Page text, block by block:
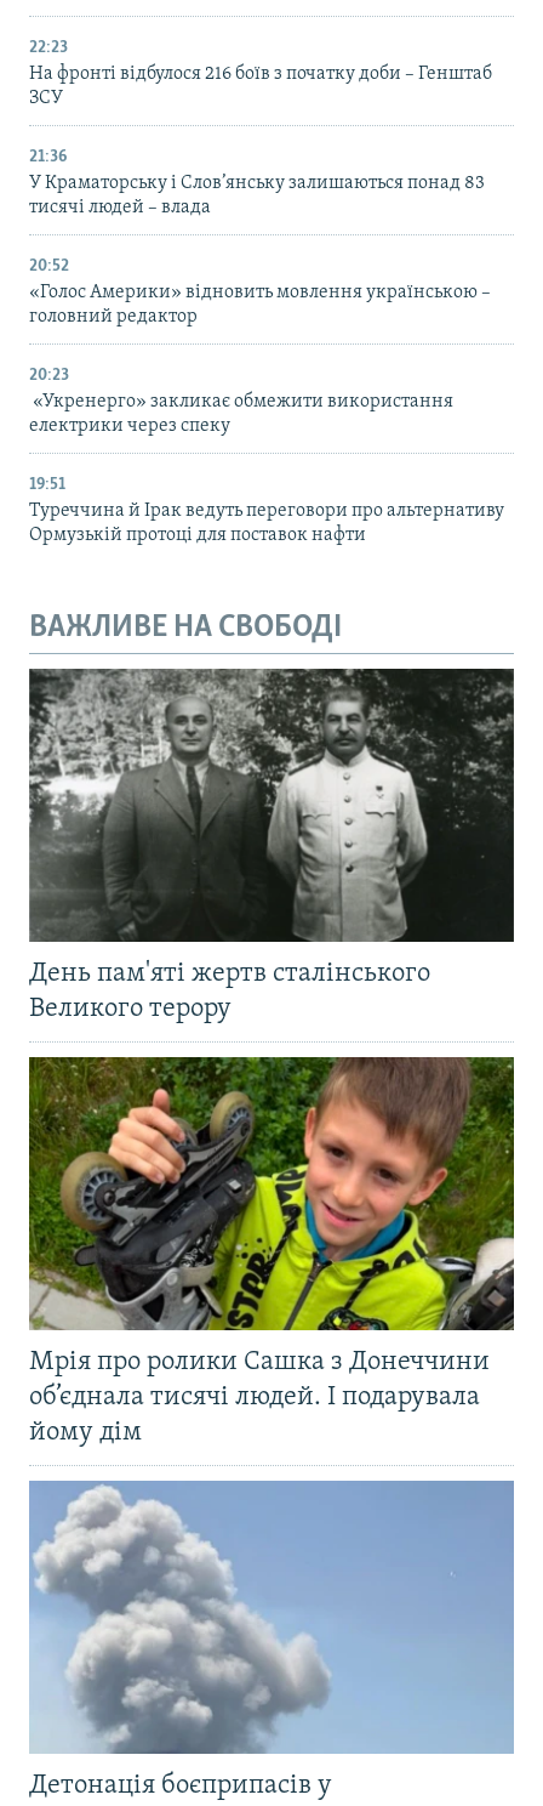
22:23
На фронті відбулося 216 боїв з початку доби – Генштаб
ЗСУ
21:36
У Краматорську і Слов’янську залишаються понад 83
тисячі людей – влада
20:52
«Голос Америки» відновить мовлення українською –
головний редактор
20:23
«Укренерго» закликає обмежити використання
електрики через спеку
19:51
Туреччина й Ірак ведуть переговори про альтернативу
Ормузькій протоці для поставок нафти
ВАЖЛИВЕ НА СВОБОДІ
День пам'яті жертв сталінського
Великого терору
Мрія про ролики Сашка з Донеччини
об’єднала тисячі людей. І подарувала
йому дім
Детонація боєприпасів у